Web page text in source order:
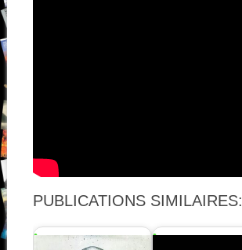
PUBLICATIONS SIMILAIRES: